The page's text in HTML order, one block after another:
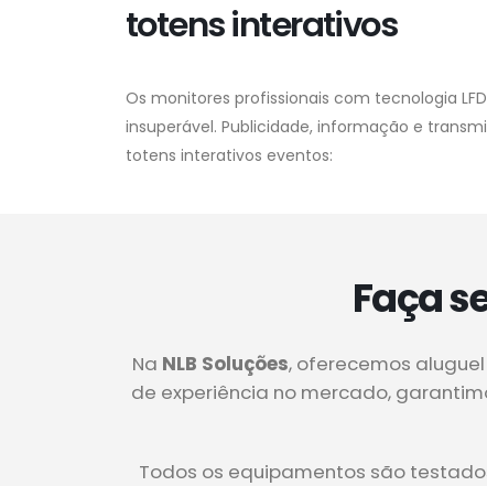
totens interativos
Os monitores profissionais com tecnologia
insuperável. Publicidade, informação e
totens interativos eventos:
Faça
Na NLB Soluções, oferecemos
de experiência no mercado,
Todos os equipamentos são